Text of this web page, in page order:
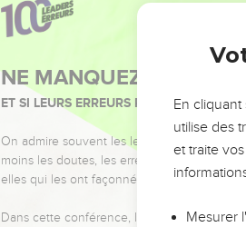
NE MANQUEZ PAS
ET SI LEURS ERREURS POUVAIENT
On admire souvent les leaders pour leurs
moins les doutes, les erreurs et les saisons
elles qui les ont façonnés.
Dans cette conférence, leaders,
En
utilise des
et traite
Mesurer